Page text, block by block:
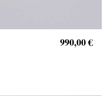
990,00 €